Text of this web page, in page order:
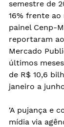
semestre de
16% frente
painel Cenp-
reportaram
Mercado
últimos
de R$ 10,6
janeiro a
‘A pujança e
mídia via